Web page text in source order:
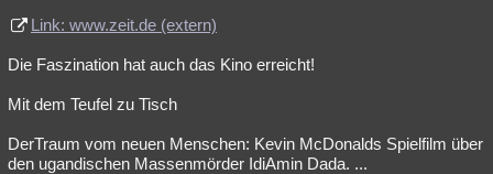
Link: www.zeit.de (extern)
Die Faszination hat auch das Kino erreicht!
Mit dem Teufel zu Tisch
DerTraum vom neuen Menschen: Kevin McDonalds Spielfilm über
den ugandischen Massenmörder IdiAmin Dada. ...